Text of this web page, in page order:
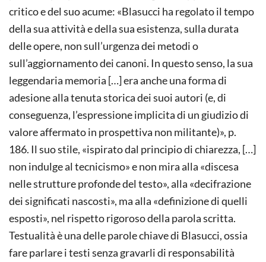
critico e del suo acume: «Blasucci ha regolato il tempo
della sua attività e della sua esistenza, sulla durata
delle opere, non sull’urgenza dei metodi o
sull’aggiornamento dei canoni. In questo senso, la sua
leggendaria memoria […] era anche una forma di
adesione alla tenuta storica dei suoi autori (e, di
conseguenza, l’espressione implicita di un giudizio di
valore affermato in prospettiva non militante)», p.
186. Il suo stile, «ispirato dal principio di chiarezza, […]
non indulge al tecnicismo» e non mira alla «discesa
nelle strutture profonde del testo», alla «decifrazione
dei significati nascosti», ma alla «definizione di quelli
esposti», nel rispetto rigoroso della parola scritta.
Testualità è una delle parole chiave di Blasucci, ossia
fare parlare i testi senza gravarli di responsabilità